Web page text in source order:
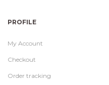
PROFILE
My Account
Checkout
Order tracking